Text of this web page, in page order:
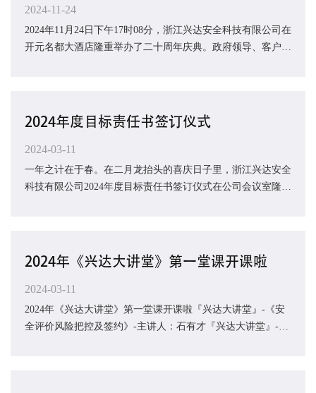
2024-11-24
2024年11月24日下午17时08分，浙江兴达安全科技有限公司在
开元名都大酒店隆重举办了二十周年庆典。政府领导、客户、
2024年度目标责任书签订仪式
2024-03-11
一年之计在于春。在二月龙抬头的喜庆日子里，浙江兴达安全
科技有限公司2024年度目标责任书签订仪式在公司会议室隆重
2024年《兴达大讲堂》第一堂课开课啦
2024-03-11
2024年《兴达大讲堂》第一堂课开课啦『兴达大讲堂』-《安
全评价风险把控及签约》-主讲人：石有才『兴达大讲堂』-